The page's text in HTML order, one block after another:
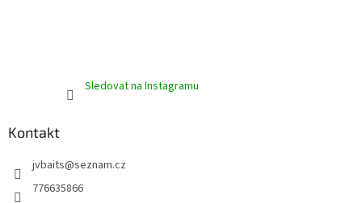
Sledovat na Instagramu
Kontakt
jvbaits@seznam.cz
776635866